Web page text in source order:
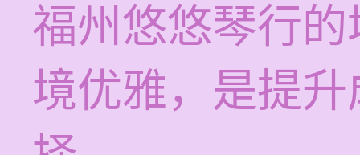
福州悠悠琴行
境优雅，是提